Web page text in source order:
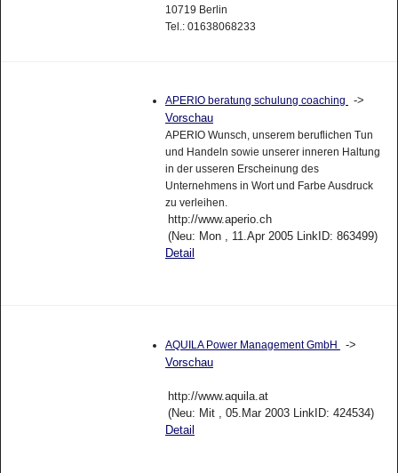
10719 Berlin
Tel.: 01638068233
APERIO beratung schulung coaching
->
Vorschau
APERIO Wunsch, unserem beruflichen Tun
und Handeln sowie unserer inneren Haltung
in der usseren Erscheinung des
Unternehmens in Wort und Farbe Ausdruck
zu verleihen.
http://www.aperio.ch
(Neu: Mon , 11.Apr 2005 LinkID: 863499)
Detail
AQUILA Power Management GmbH
->
Vorschau
http://www.aquila.at
(Neu: Mit , 05.Mar 2003 LinkID: 424534)
Detail